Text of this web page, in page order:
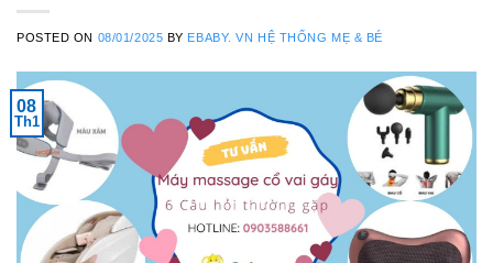
POSTED ON 08/01/2025 BY EBABY. VN HỆ THỐNG MẸ & BÉ
08
Th1